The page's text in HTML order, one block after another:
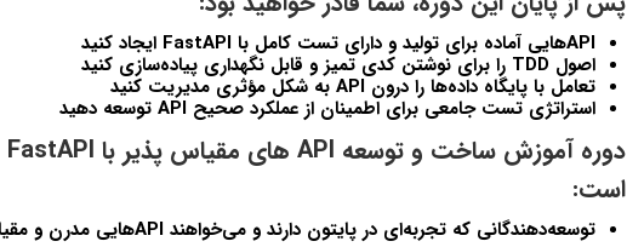
APIهایی آماده برای تولید و دارای تست کامل با FastAPI ایجاد کنید
اصول TDD را برای نوشتن کدی تمیز و قابل نگهداری پیاده‌سازی کنید
تعامل با پایگاه داده‌ها را درون API به شکل مؤثری مدیریت کنید
استراتژی تست جامعی برای اطمینان از عملکرد صحیح API توسعه دهید
است:
توسعه‌دهندگانی که تجربه‌ای در پایتون دارند و می‌خواهند APIهایی مدرن و مقیاس‌پذیر بسازند.